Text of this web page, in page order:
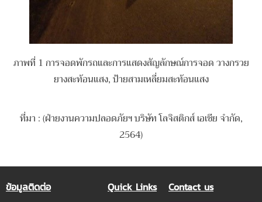
ภาพที่ 1 การจอดพักรถและการแสดงสัญลักษณ์การจอด วางกรวย
ยางสะท้อนแสง, ป้ายสามเหลี่ยมสะท้อนแสง
ที่มา : (ฝ่ายงานความปลอดภัยฯ บริษัท โลจิสติกส์ เอเชีย จำกัด,
2564)
ข้อมูลติดต่อ
Quick Links
Contact us